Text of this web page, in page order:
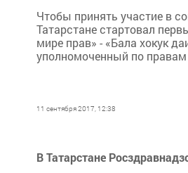
Чтобы принять участие в
Татарстане стартовал
мире прав» - «Бала хокук
уполномоченный по правам
11 сентября 2017, 12:38
В Татарстане